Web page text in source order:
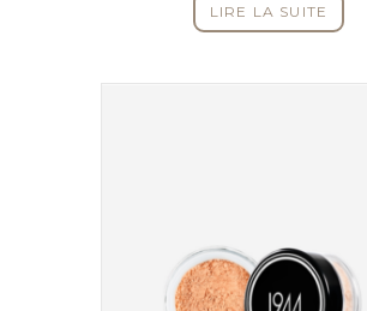
LIRE LA SUITE